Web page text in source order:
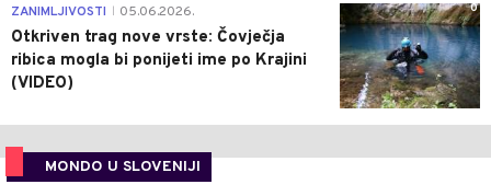
0
ZANIMLJIVOSTI 05.06.2026.
Otkriven trag nove vrste: Čovječja
ribica mogla bi ponijeti ime po Krajini
(VIDEO)
MONDO U SLOVENIJI